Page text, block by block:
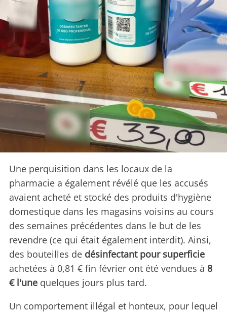
Une perquisition dans les locaux de la
pharmacie a également révélé que les accusés
avaient acheté et stocké des produits d'hygiène
domestique dans les magasins voisins au cours
des semaines précédentes dans le but de les
revendre (ce qui était également interdit). Ainsi,
des bouteilles de désinfectant pour superficie
achetées à 0,81 € fin février ont été vendues à 8
€ l'une quelques jours plus tard.
Un comportement illégal et honteux, pour lequel